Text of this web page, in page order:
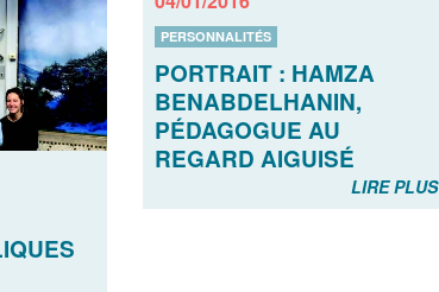
PERSONNALITÉS
PORTRAIT : HAMZA
BENABDELHANIN,
PÉDAGOGUE AU
REGARD AIGUISÉ
LIRE PLUS